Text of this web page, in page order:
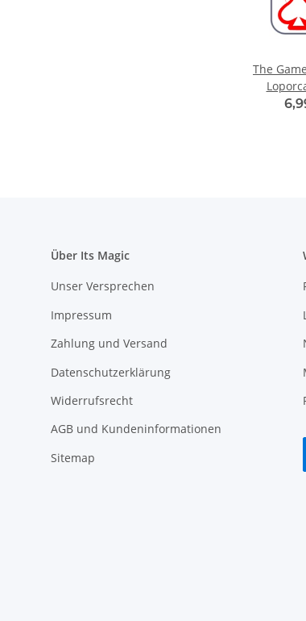
The
Über Its Magic
Unser Versprechen
Impressum
Zahlung und Versand
Datenschutzerklärung
Widerrufsrecht
AGB und Kundeninformationen
Sitemap